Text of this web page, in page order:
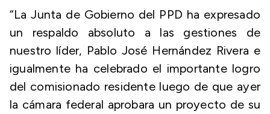
“La Junta de Gobierno del PPD ha expresado
un respaldo absoluto a las gestiones de
nuestro líder, Pablo José Hernández Rivera e
igualmente ha celebrado el importante logro
del comisionado residente luego de que ayer
la cámara federal aprobara un proyecto de su